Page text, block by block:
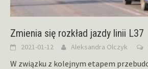
Zmienia się rozkład jazdy linii L37
2021-01-12 Aleksandra Olczyk
W związku z kolejnym etapem